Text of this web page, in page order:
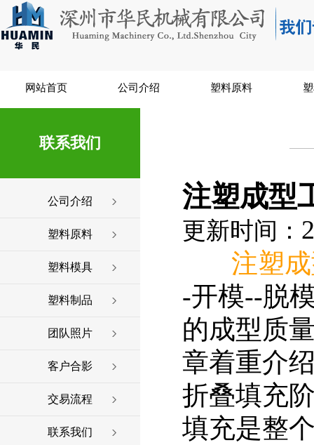
网站首页 公司介绍 塑料原料
联系我们
公司介绍
塑料原料
塑料模具
塑料制品
团队照片
客户合影
交易流程
联系我们
注塑成型
更新时间：
注塑
-开模--脱
的成型质
章着重介
折叠填充
填充是整